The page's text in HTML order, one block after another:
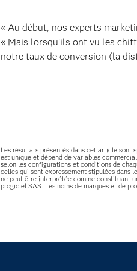
« Au début, nos experts
« Mais lorsqu'ils ont vu les
notre taux de conversion (la
Les résultats présentés dans cet article sont
est unique et dépend de variables
selon les configurations et conditions de
celles qui sont expressément stipulées dans
ne peut être interprétée comme constituant
progiciel SAS. Les noms de marques et de